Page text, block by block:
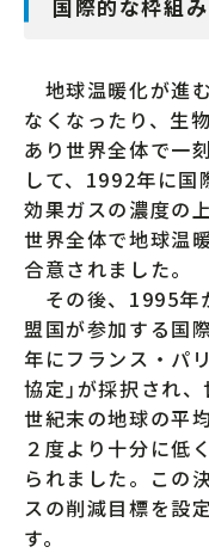
国際的な枠組み
地球温暖化が進
なくなったり、生
あり世界全体で一
して、1992年に国
効果ガスの濃度の
世界全体で地球温
合意されました。
その後、1995年
盟国が参加する国
年にフランス・パ
協定｣が採択され
世紀末の地球の平
２度より十分に低
られました。この
スの削減目標を設
す。